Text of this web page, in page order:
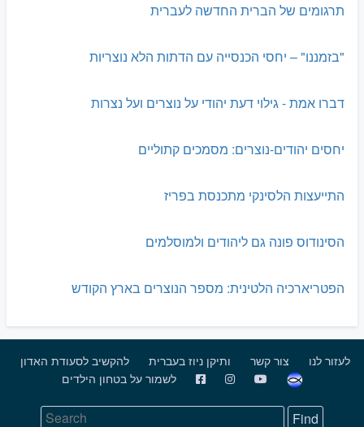
תרגומים של הברית החדשה לעברית
"בזמננו" – יחסי הכנסייה עם הדתות הלא נוצריות
דברו אמת - גילוי דעת יהודי על נוצרים ועל נצרות
יחסים יהודים-נוצרים: מסמכים קתוליים
התייעצות הלסינקי מתכנסת בפריז
הסינודוס פונה גם ליהודים ולמוסלמים
הפטריארכיה הלטינית: מספר הנוצרים בארץ הקודש
לעזור לנו צור קשר ותיקן ניוז בעברית
להקשיב לסעודת האדון
לשמור על בטחון הילדים